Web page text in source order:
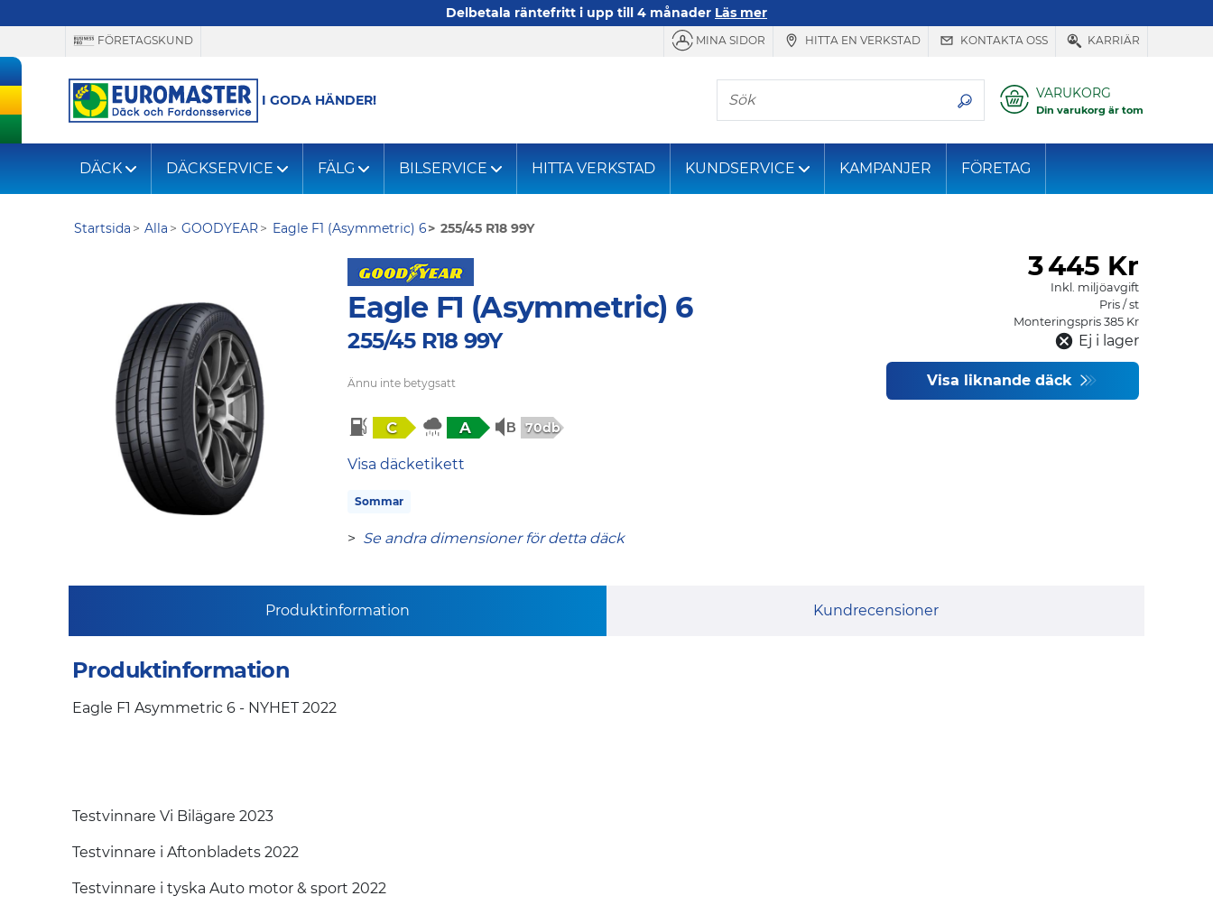
Delbetala räntefritt i upp till 4 månader Läs mer
FÖRETAGSKUND MINA SIDOR HITTA EN VERKSTAD KONTAKTA OSS KARRIÄR
I GODA HÄNDER!
Sök VARUKORG
Din varukorg är tom
DÄCK DÄCKSERVICE FÄLG BILSERVICE HITTA VERKSTAD KUNDSERVICE KAMPANJER FÖRETAG
Startsida Alla GOODYEAR Eagle F1 (Asymmetric) 6 255/45 R18 99Y
Eagle F1 (Asymmetric) 6
255/45 R18 99Y
Ännu inte betygsatt
C A 70db
Visa däcketikett
Sommar
> Se andra dimensioner för detta däck
3445 Kr
Inkl. miljöavgift
Pris / st
Monteringspris 385 Kr
Ej i lager
Visa liknande däck
Produktinformation Kundrecensioner
Produktinformation
Eagle F1 Asymmetric 6 - NYHET 2022
Testvinnare Vi Bilägare 2023
Testvinnare i Aftonbladets 2022
Testvinnare i tyska Auto motor & sport 2022